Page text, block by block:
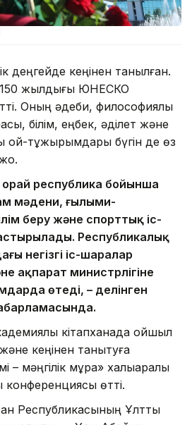
деңгейде кеңінен танылған.
150 жылдығы ЮНЕСКО
Оның әдеби, философиялық
білім, еңбек, әділет және
ой-тұжырымдары бүгін де өз
орай республика бойынша
мәдени, ғылыми-
беру және спорттық іс-
Республикалық
негізгі іс-шаралар
ақпарат министрлігіне
өтеді, – делінген
кітапханада ойшыл
кеңінен танытуға
– мәңгілік мұра» халықаралық
конференциясы өтті.
Республикасының Ұлттық